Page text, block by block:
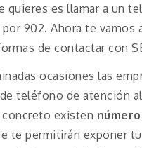
quieres es llamar a un
902. Ahora te vamos
de contactar con
ocasiones las
teléfono de atención
existen
te permitirán exponer